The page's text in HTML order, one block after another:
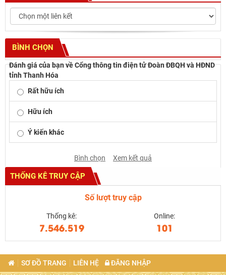
BÌNH CHỌN
Đánh giá của bạn về Cổng thông tin điện tử Đoàn ĐBQH và HĐND
tỉnh Thanh Hóa
Rất hữu ích
Hữu ích
Ý kiến khác
Bình chọn Xem kết quả
THỐNG KÊ TRUY CẬP
Số lượt truy cập
Thống kê:
7.546.519
Online:
101
SƠ ĐỒ TRANG LIÊN HỆ ĐĂNG NHẬP